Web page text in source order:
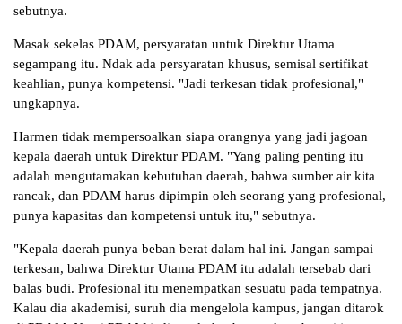
sebutnya.
Masak sekelas PDAM, persyaratan untuk Direktur Utama
segampang itu. Ndak ada persyaratan khusus, semisal sertifikat
keahlian, punya kompetensi. "Jadi terkesan tidak profesional,"
ungkapnya.
Harmen tidak mempersoalkan siapa orangnya yang jadi jagoan
kepala daerah untuk Direktur PDAM. "Yang paling penting itu
adalah mengutamakan kebutuhan daerah, bahwa sumber air kita
rancak, dan PDAM harus dipimpin oleh seorang yang profesional,
punya kapasitas dan kompetensi untuk itu," sebutnya.
"Kepala daerah punya beban berat dalam hal ini. Jangan sampai
terkesan, bahwa Direktur Utama PDAM itu adalah tersebab dari
balas budi. Profesional itu menempatkan sesuatu pada tempatnya.
Kalau dia akademisi, suruh dia mengelola kampus, jangan ditarok